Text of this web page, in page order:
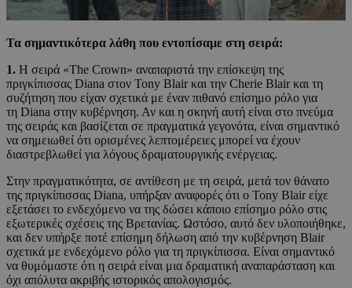
Τα σημαντικότερα λάθη που εντοπίσαμε στη σειρά:
1. Η σειρά «The Crown» αναπαριστά την επίσκεψη της
πριγκίπισσας Diana στον Tony Blair και την Cherie Blair και τη
συζήτηση που είχαν σχετικά με έναν πιθανό επίσημο ρόλο για
τη Diana στην κυβέρνηση. Αν και η σκηνή αυτή είναι στο πνεύμα
της σειράς και βασίζεται σε πραγματικά γεγονότα, είναι σημαντικό
να σημειωθεί ότι ορισμένες λεπτομέρειες μπορεί να έχουν
διαστρεβλωθεί για λόγους δραματουργικής ενέργειας.
Στην πραγματικότητα, σε αντίθεση με τη σειρά, μετά τον θάνατο
της πριγκίπισσας Diana, υπήρξαν αναφορές ότι ο Tony Blair είχε
εξετάσει το ενδεχόμενο να της δώσει κάποιο επίσημο ρόλο στις
εξωτερικές σχέσεις της Βρετανίας. Ωστόσο, αυτό δεν υλοποιήθηκε,
και δεν υπήρξε ποτέ επίσημη δήλωση από την κυβέρνηση Blair
σχετικά με ενδεχόμενο ρόλο για τη πριγκίπισσα. Είναι σημαντικό
να θυμόμαστε ότι η σειρά είναι μια δραματική αναπαράσταση και
όχι απόλυτα ακριβής ιστορικός απολογισμός.